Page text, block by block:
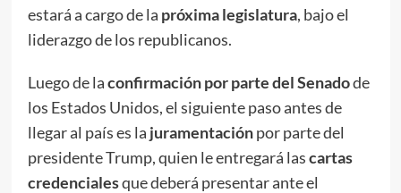
estará a cargo de la próxima legislatura, bajo el
liderazgo de los republicanos.
Luego de laconfirmación por parte del Senadode
los Estados Unidos, el siguiente paso antes de
llegar al país es la juramentaciónpor parte del
presidente Trump, quien le entregará lascartas
credencialesque deberá presentar ante el